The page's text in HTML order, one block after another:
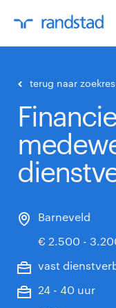
terug naar
Barneveld
€ 2.500 -
vast
24 - 40 uur